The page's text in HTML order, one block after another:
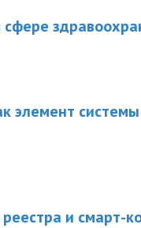
элемент
и смарт-